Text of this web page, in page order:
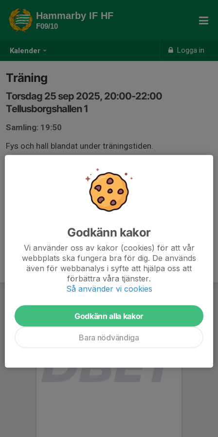
Kalender Logga in
Hammarby IF HF
F09/10
Träning
Torsdag 25 sep 2025, 20:00-22:00
Tellusborgshallen 1
Samling: 19:50
Fys och hall blandat under träningstiden.
Godkänn kakor
Vi använder oss av kakor (cookies) för att vår
webbplats ska fungera bra för dig. De används
även för webbanalys i syfte att hjälpa oss att
förbättra våra tjänster.
Så använder vi cookies
Godkänn alla kakor
Bara nödvändiga